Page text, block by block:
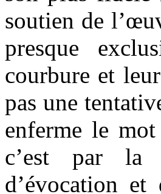
soutien de
presque
courbure et
pas une
enferme le
c’est par la
d’évocation